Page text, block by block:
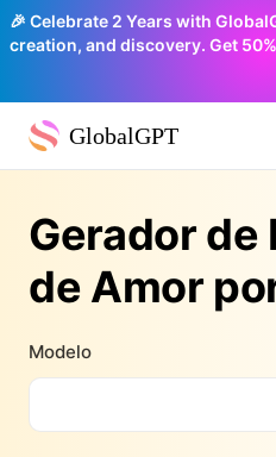
🎉 Celebrate 2 Years with
creation, and discovery. Get 50%
GlobalGPT
Gerador de
de Amor
Modelo